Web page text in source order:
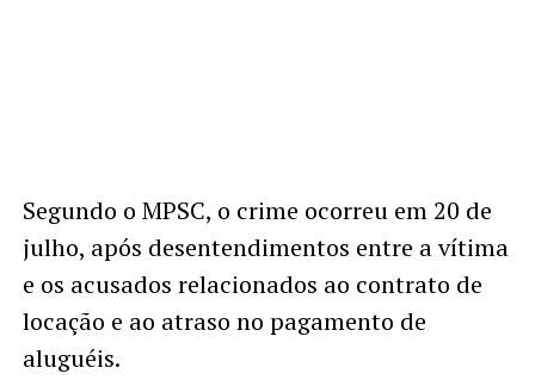
Segundo o MPSC, o crime ocorreu em 20 de
julho, após desentendimentos entre a vítima
e os acusados relacionados ao contrato de
locação e ao atraso no pagamento de
aluguéis.